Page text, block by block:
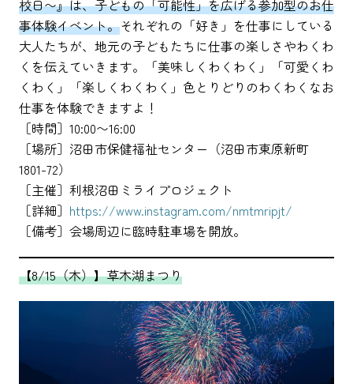
校日〜』は、子どもの「可能性」を広げる参加型のお仕
事体験イベント。それぞれの「好き」を仕事にしている
大人たちが、地元の子どもたちに仕事の楽しさやわくわ
くを伝えていきます。「美味しくわくわく」「可愛くわ
くわく」「楽しくわくわく」色とりどりのわくわくなお
仕事を体験できますよ！
［時間］10:00〜16:00
［場所］沼田市保健福祉センター（沼田市東原新町
1801-72）
［主催］利根沼田ミライプロジェクト
［詳細］ https://www.instagram.com/nmtmripjt/
［備考］会場周辺に臨時駐車場を開放。
【8/15（木）】草木湖まつり